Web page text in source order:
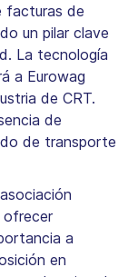
facturas de
un pilar clave
La tecnología
a Eurowag
de CRT.
de
de transporte
ofrecer
a
en